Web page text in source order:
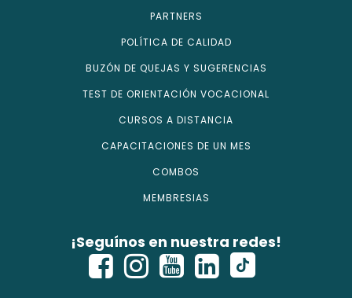
PARTNERS
POLÍTICA DE CALIDAD
BUZÓN DE QUEJAS Y SUGERENCIAS
TEST DE ORIENTACIÓN VOCACIONAL
CURSOS A DISTANCIA
CAPACITACIONES DE UN MES
COMBOS
MEMBRESIAS
¡Seguínos en nuestra redes!